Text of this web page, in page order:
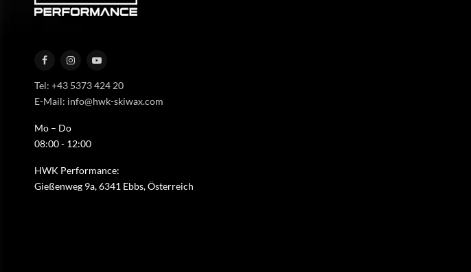
Tel: +43 5373 424 20
E-Mail: info@hwk-skiwax.com
Mo – Do
08:00 - 12:00
HWK Performance:
Gießenweg 9a, 6341 Ebbs, Österreich